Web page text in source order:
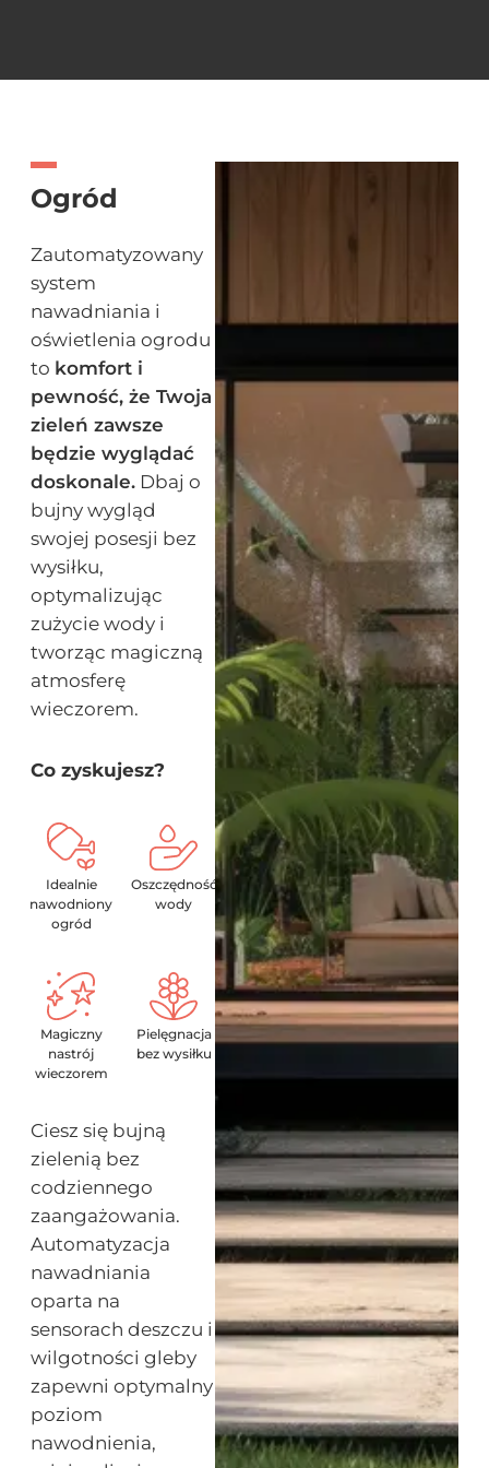
Ogród
Zautomatyzowany
system
nawadniania i
oświetlenia ogrodu
to komfort i
pewność, że Twoja
zieleń zawsze
będzie wyglądać
doskonale. Dbaj o
bujny wygląd
swojej posesji bez
wysiłku,
optymalizując
zużycie wody i
tworząc magiczną
atmosferę
wieczorem.
Co zyskujesz?
Idealnie
nawodniony
ogród
Oszczędność
wody
Magiczny
nastrój
wieczorem
Pielęgnacja
bez wysiłku
Ciesz się bujną
zielenią bez
codziennego
zaangażowania.
Automatyzacja
nawadniania
oparta na
sensorach deszczu i
wilgotności gleby
zapewni optymalny
poziom
nawodnienia,